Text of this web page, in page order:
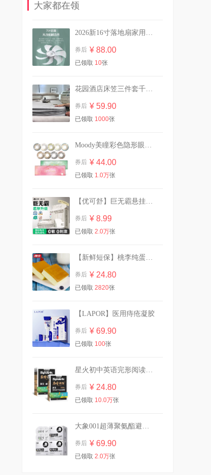
曼秀雷敦薄荷唇膏11.5g2支装
券后
¥ 22.03
258g罐装婴儿辅食
券后 ¥ 100.40
29.9/10斤！植护双头大桶装香
氛洗衣液
券后 ¥ 29.90
【买一送一】可心柔婴儿柔纸
24包
容笔膏阴影面部提亮
英氏有机核桃油亚麻籽油婴幼
券后 ¥ 87.00
券后 ¥ 34.30
大家都在领
2026新16寸落地扇家用静音大风力电风扇遥控
券后 ¥ 88.00
已领取 10张
花园酒店床笠三件套千鸟格冰丝凉席可机洗
券后 ¥ 59.90
已领取 1000张
Moody美瞳彩色隐形眼镜日抛10片
券后 ¥ 44.00
已领取 1.0万张
【优可舒】巨无霸悬挂式60抽1提赠挂钩
券后 ¥ 8.99
已领取 2.0万张
【新鲜短保】桃李纯蛋糕720g营养早餐
券后 ¥ 24.80
已领取 2820张
【LAPOR】医用痔疮凝胶
券后 ¥ 69.90
已领取 100张
星火初中英语完形阅读专项训练
券后 ¥ 24.80
已领取 10.0万张
大象001超薄聚氨酯避孕套裸入旗舰店囤货
券后 ¥ 69.90
已领取 2.0万张